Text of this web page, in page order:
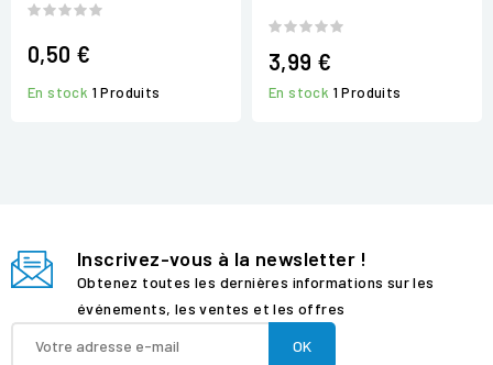
0,50 €
En stock 1 Produits
3,99 €
En stock 1 Produits
Inscrivez-vous à la newsletter !
Obtenez toutes les dernières informations sur les
événements, les ventes et les offres